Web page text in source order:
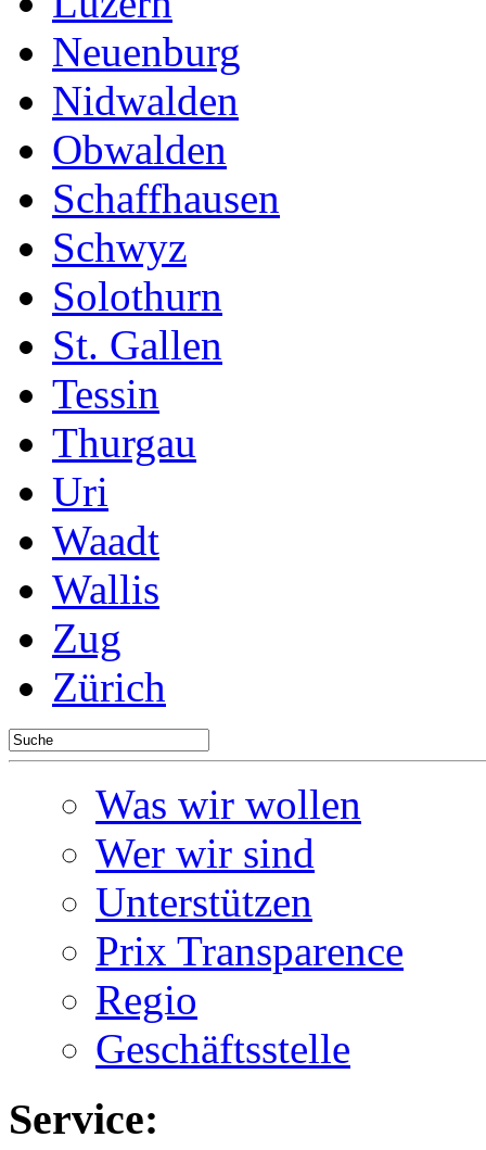
Neuenburg
Nidwalden
Obwalden
Schaffhausen
Schwyz
Solothurn
St. Gallen
Tessin
Thurgau
Uri
Waadt
Wallis
Zug
Zürich
Was wir wollen
Wer wir sind
Unterstützen
Prix Transparence
Regio
Geschäftsstelle
Service: